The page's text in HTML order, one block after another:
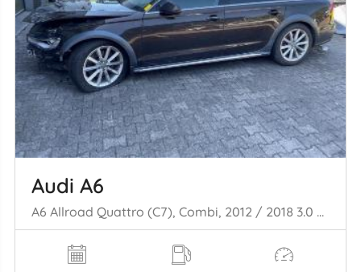
Audi A6
A6 Allroad Quattro (C7), Combi, 2012 / 2018 3.0 TDI V6 24V